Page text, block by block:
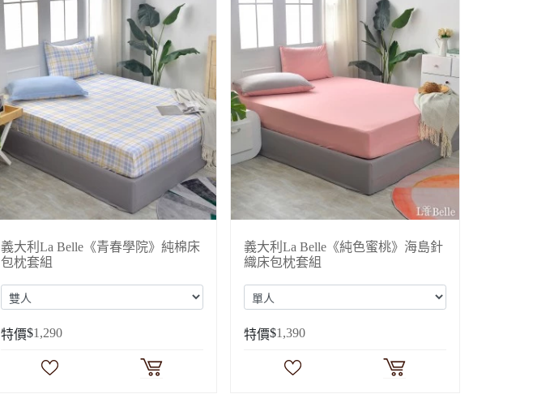
義大利La Belle《青春學院》純棉床
包枕套組
特價$1,290
義大利La Belle《純色蜜桃》海島針
織床包枕套組
特價$1,390